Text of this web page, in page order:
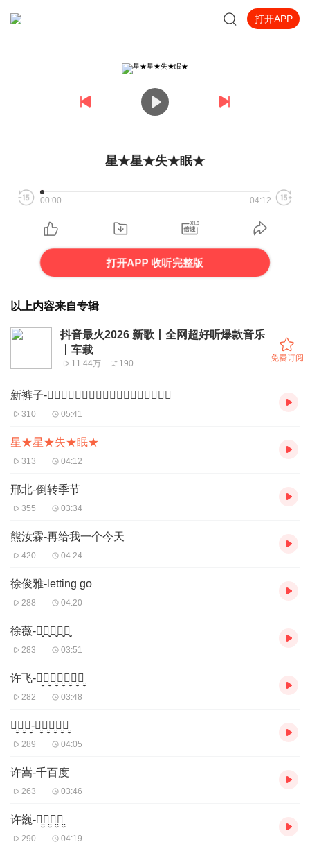
打开APP
星★星★失★眠★
00:00 04:12
打开APP 收听完整版
以上内容来自专辑
抖音最火2026 新歌丨全网超好听爆款音乐
丨车载
11.44万 190
免费订阅
新裤子-没⃝有⃝理⃝想⃝的⃝人⃝不⃝伤⃝心⃝
310 05:41
星★星★失★眠★
313 04:12
邢北-倒转季节
355 03:34
熊汝霖-再给我一个今天
420 04:24
徐俊雅-letting go
288 04:20
徐薇-七̥月̥七̥日̥晴̥
283 03:51
许飞-父̤̮亲̤̮写̤̮的̤̮散̤̮文̤̮诗̤̮
282 03:48
许̤̮慧̤̮欣̤̮-七̤̮月̤̮七̤̮日̤̮晴̤̮
289 04:05
许嵩-千百度
263 03:46
许巍-曾̤̮经̤̮的̤̮你̤̮
290 04:19